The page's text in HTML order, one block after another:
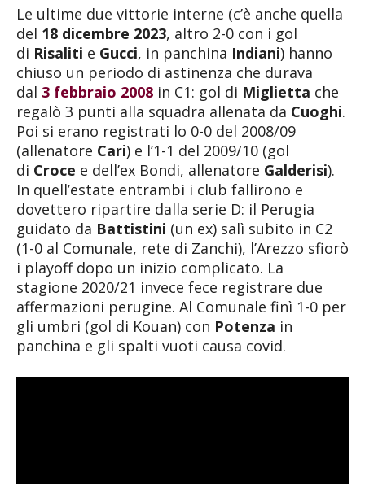
Le ultime due vittorie interne (c’è anche quella
del 18 dicembre 2023, altro 2-0 con i gol
di Risaliti e Gucci, in panchina Indiani) hanno
chiuso un periodo di astinenza che durava
dal 3 febbraio 2008 in C1: gol di Miglietta che
regalò 3 punti alla squadra allenata da Cuoghi.
Poi si erano registrati lo 0-0 del 2008/09
(allenatore Cari) e l’1-1 del 2009/10 (gol
di Croce e dell’ex Bondi, allenatore Galderisi).
In quell’estate entrambi i club fallirono e
dovettero ripartire dalla serie D: il Perugia
guidato da Battistini (un ex) salì subito in C2
(1-0 al Comunale, rete di Zanchi), l’Arezzo sfiorò
i playoff dopo un inizio complicato. La
stagione 2020/21 invece fece registrare due
affermazioni perugine. Al Comunale finì 1-0 per
gli umbri (gol di Kouan) con Potenza in
panchina e gli spalti vuoti causa covid.